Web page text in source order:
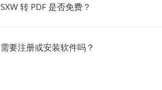
SXW 转 PDF 是否免费？
需要注册或安装软件吗？